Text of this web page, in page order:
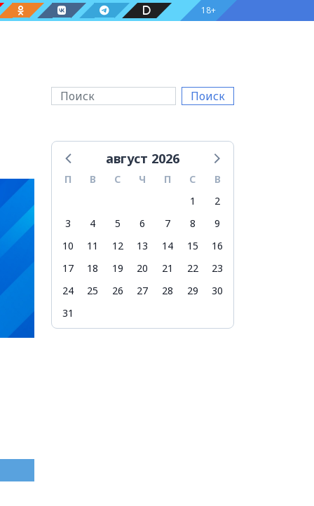
18+
Поиск
август 2026
П В С Ч П С
В
1
2
3
4 5 6 7 8
9
10
11 12 13 14 15
16
17
18 19 20 21 22
23
24
25 26 27 28 29
30
31